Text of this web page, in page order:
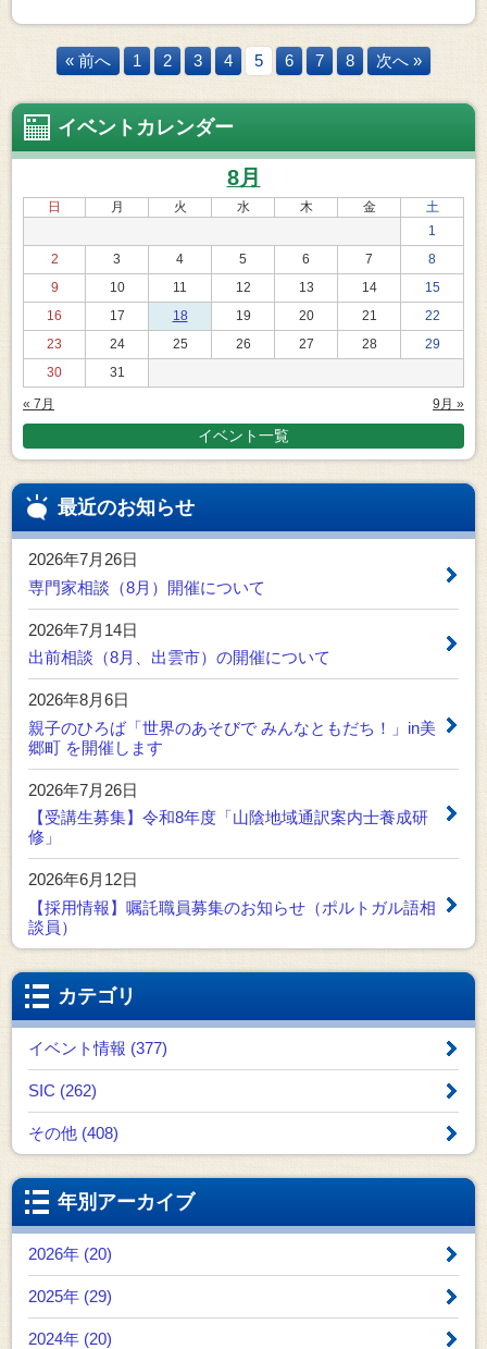
« 前へ 1 2 3 4 5 6 7 8 次へ »
イベントカレンダー
8月
日 月 火 水 木 金
土
1
2
3 4 5 6 7
8
9
10 11 12 13 14
15
16
17 18 19 20 21
22
23
24 25 26 27 28
29
30
31
« 7月 9月 »
イベント一覧
最近のお知らせ
2026年7月26日
専門家相談（8月）開催について
2026年7月14日
出前相談（8月、出雲市）の開催について
2026年8月6日
親子のひろば「世界のあそびで みんなともだち！」in美
郷町 を開催します
2026年7月26日
【受講生募集】令和8年度「山陰地域通訳案内士養成研
修」
2026年6月12日
【採用情報】嘱託職員募集のお知らせ（ポルトガル語相
談員）
カテゴリ
イベント情報 (377)
SIC (262)
その他 (408)
年別アーカイブ
2026年 (20)
2025年 (29)
2024年 (20)